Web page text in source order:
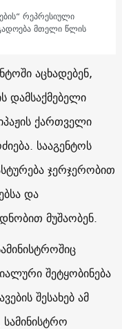
რეპრესიული
მთელი წლის
აცხადებენ,
დამსაქმებელი
ქართველი
სააგენტოს
ჯერჯერობით
და
მუშაობენ.
შეტყობინება
შესახებ ამ